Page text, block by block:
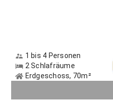
1 bis 4 Personen
2 Schlafräume
Erdgeschoss, 70m²